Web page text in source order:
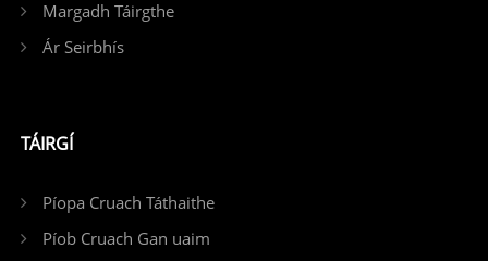
Margadh Táirgthe
Ár Seirbhís
TÁIRGÍ
Píopa Cruach Táthaithe
Píob Cruach Gan uaim